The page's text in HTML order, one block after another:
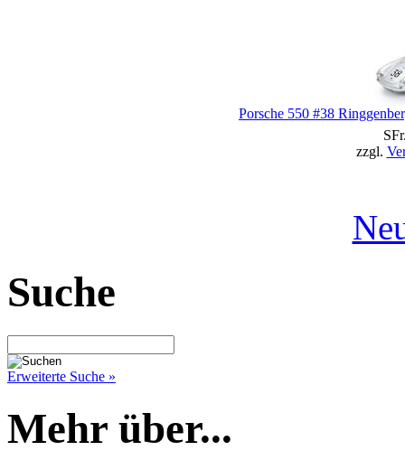
Porsche 550 #38
zzgl.
Suche
Erweiterte Suche »
Mehr über...